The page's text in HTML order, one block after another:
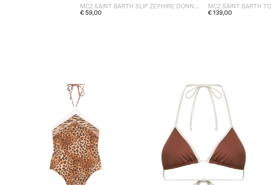
MC2 SAINT BARTH SLIP ZEPHIRE DONNA BIANCO
€ 59,00
€ 139,00